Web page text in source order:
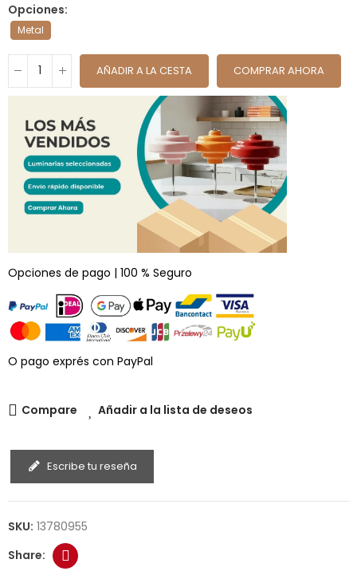
Opciones
Metal
AÑADIR A LA CESTA COMPRAR AHORA
Opciones de pago | 100 % Seguro
O pago exprés con PayPal
Compare Añadir a la lista de deseos
Escribe tu reseña
SKU: 13780955